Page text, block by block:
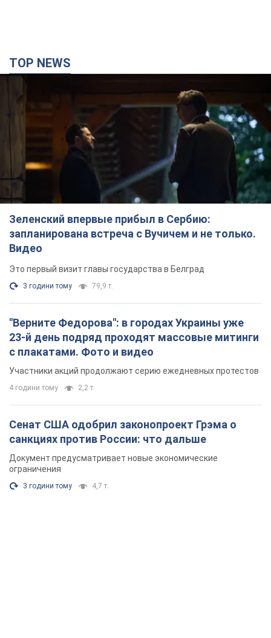
TOP NEWS
Зеленский впервые прибыл в Сербию:
запланирована встреча с Вучичем и не только.
Видео
Это первый визит главы государства в Белград
3 години тому 79,9 т.
"Верните Федорова": в городах Украины уже
23-й день подряд проходят массовые митинги
с плакатами. Фото и видео
Участники акций продолжают серию ежедневных протестов
4 години тому 2,2 т.
Сенат США одобрил законопроект Грэма о
санкциях против России: что дальше
Документ предусматривает новые экономические
ограничения
3 години тому 4,7 т.